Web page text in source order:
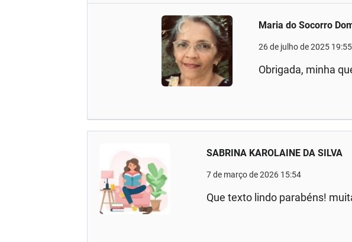
Maria do Socorro
26 de julho de 2025 19:55
Obrigada, minha
SABRINA KAROLAINE DA SILVA
7 de março de 2026 15:54
Que texto lindo parabéns!